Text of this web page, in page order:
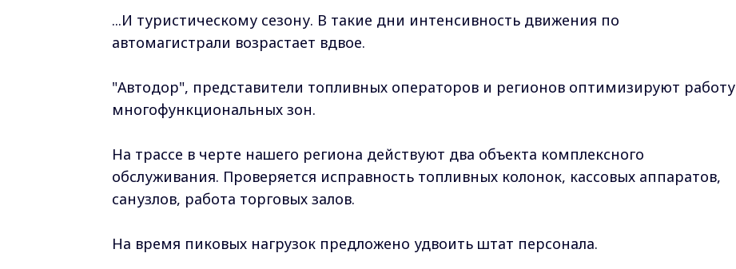
...И туристическому сезону. В такие дни интенсивность движения по
автомагистрали возрастает вдвое.
"Автодор", представители топливных операторов и регионов оптимизируют работу
многофункциональных зон.
На трассе в черте нашего региона действуют два объекта комплексного
обслуживания. Проверяется исправность топливных колонок, кассовых аппаратов,
санузлов, работа торговых залов.
На время пиковых нагрузок предложено удвоить штат персонала.